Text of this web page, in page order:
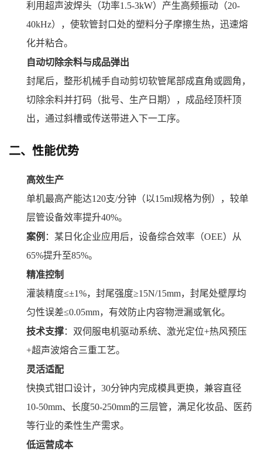
利用超声波焊头（功率1.5-3kW）产生高频振动（20-
40kHz），使软管封口处的塑料分子摩擦生热，迅速熔
化并粘合。
自动切除余料与成品弹出
封尾后，整形机械手自动剪切软管尾部成直角或圆角，
切除余料并打码（批号、生产日期），成品经顶杆顶
出，通过斜槽或传送带进入下一工序。
二、性能优势
高效生产
单机最高产能达120支/分钟（以15ml规格为例），较单
层管设备效率提升40%。
案例 ：某日化企业应用后，设备综合效率（OEE）从
65%提升至85%。
精准控制
灌装精度≤±1%，封尾强度≥15N/15mm，封尾处壁厚均
匀性误差≤0.05mm，有效防止内容物泄漏或氧化。
技术支撑：双伺服电机驱动系统、激光定位+热风预压
+超声波熔合三重工艺。
灵活适配
快换式钳口设计，30分钟内完成模具更换，兼容直径
10-50mm、长度50-250mm的三层管，满足化妆品、医药
等行业的柔性生产需求。
低运营成本